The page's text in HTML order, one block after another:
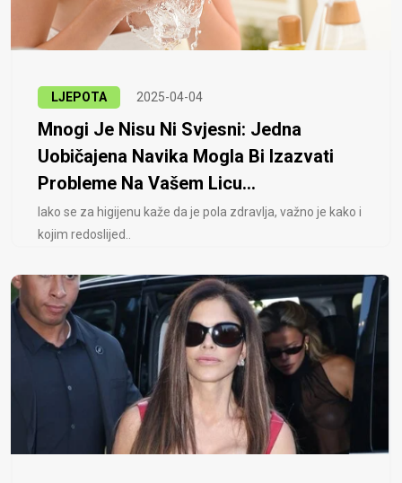
LJEPOTA 2025-04-04
Mnogi Je Nisu Ni Svjesni: Jedna
Uobičajena Navika Mogla Bi Izazvati
Probleme Na Vašem Licu...
Iako se za higijenu kaže da je pola zdravlja, važno je kako i
kojim redoslijed..